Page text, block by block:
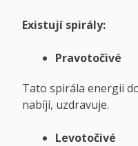
Existují spirály:
Pravotočivé
Tato spirála energii
nabíjí, uzdravuje.
Levotočivé